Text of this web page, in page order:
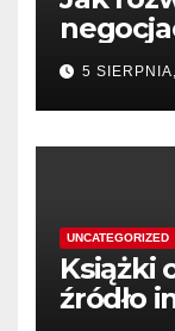
5
UNCATEGORIZED
Książki
źródło